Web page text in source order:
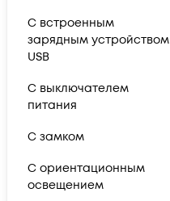
С встроенным
зарядным устройством
USB
С выключателем
питания
С замком
С ориентационным
освещением